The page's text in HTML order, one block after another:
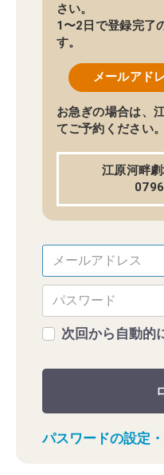
さい。
1〜2日で登録完了
す。
メールアド
お急ぎの場合は、
てご予約ください。
江原河畔
次回から自動的
パスワードの設定